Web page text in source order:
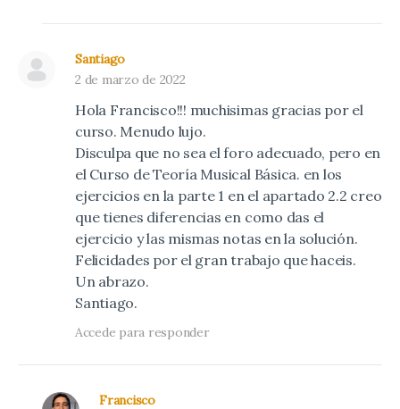
Santiago
2 de marzo de 2022
Hola Francisco!!! muchisimas gracias por el
curso. Menudo lujo.
Disculpa que no sea el foro adecuado, pero en
el Curso de Teoría Musical Básica. en los
ejercicios en la parte 1 en el apartado 2.2 creo
que tienes diferencias en como das el
ejercicio y las mismas notas en la solución.
Felicidades por el gran trabajo que haceis.
Un abrazo.
Santiago.
Accede para responder
Francisco